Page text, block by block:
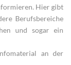
Hier gibt
Berufsbereiche
und sogar ein
an der